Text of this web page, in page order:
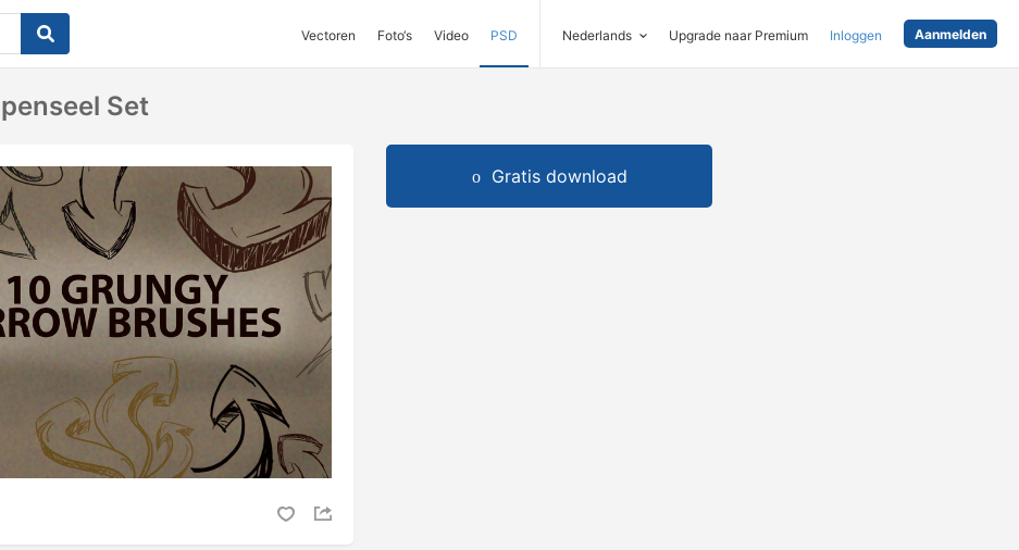
Vectoren Foto‘s Video PSD Nederlands Upgrade naar Premium Inloggen Aanmelden
Set
Gratis download